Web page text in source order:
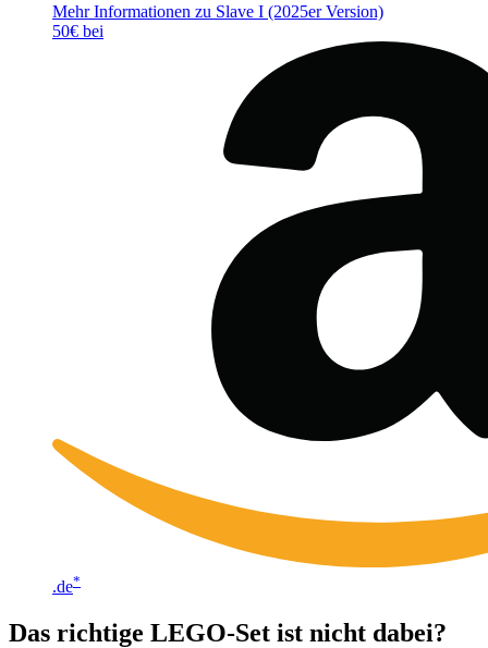
Mehr Informationen zu Slave I (2025er Version)
50€ bei
.de*
Das richtige LEGO-Set ist nicht dabei?